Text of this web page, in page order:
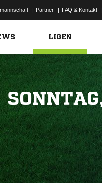
| Partner | FAQ & Kontakt |
LIGEN
